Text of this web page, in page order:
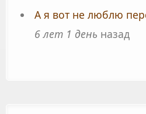
А я вот не люблю
6 лет 1 день назад